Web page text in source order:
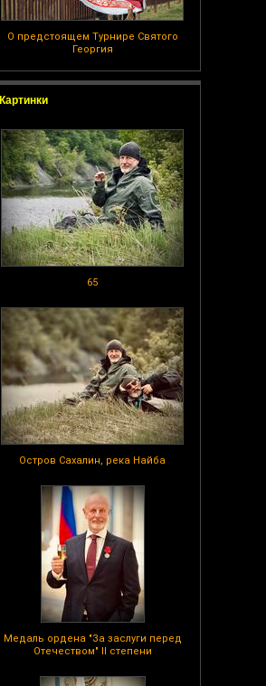
О предстоящем Турнире Святого
Георгия
Картинки
65
Остров Сахалин, река Найба
Медаль ордена "За заслуги перед
Отечеством" II степени